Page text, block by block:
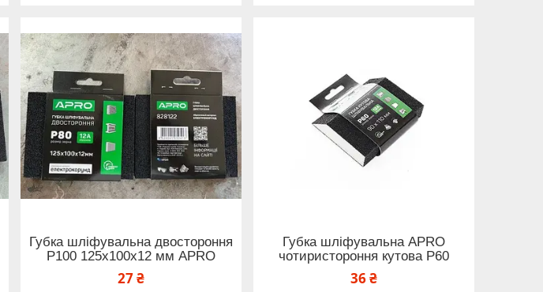
Губка шліфувальна двостороння
Р100 125х100х12 мм APRO
27 ₴
Губка шліфувальна APRO
чотиристороння кутова P60
36 ₴